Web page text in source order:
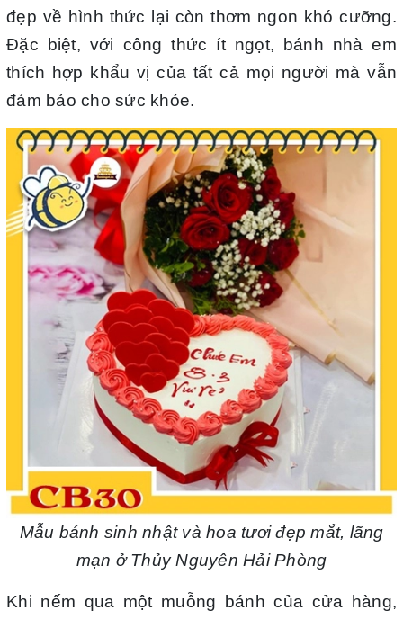
đẹp về hình thức lại còn thơm ngon khó cưỡng.
Đặc biệt, với công thức ít ngọt, bánh nhà em
thích hợp khẩu vị của tất cả mọi người mà vẫn
đảm bảo cho sức khỏe.
Mẫu bánh sinh nhật và hoa tươi đẹp mắt, lãng
mạn ở Thủy Nguyên Hải Phòng
Khi nếm qua một muỗng bánh của cửa hàng,